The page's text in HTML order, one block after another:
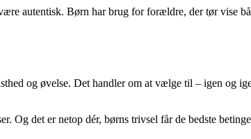
autentisk. Børn har brug for forældre, der tør vise
og øvelse. Det handler om at vælge til – igen og
Og det er netop dér, børns trivsel får de bedste